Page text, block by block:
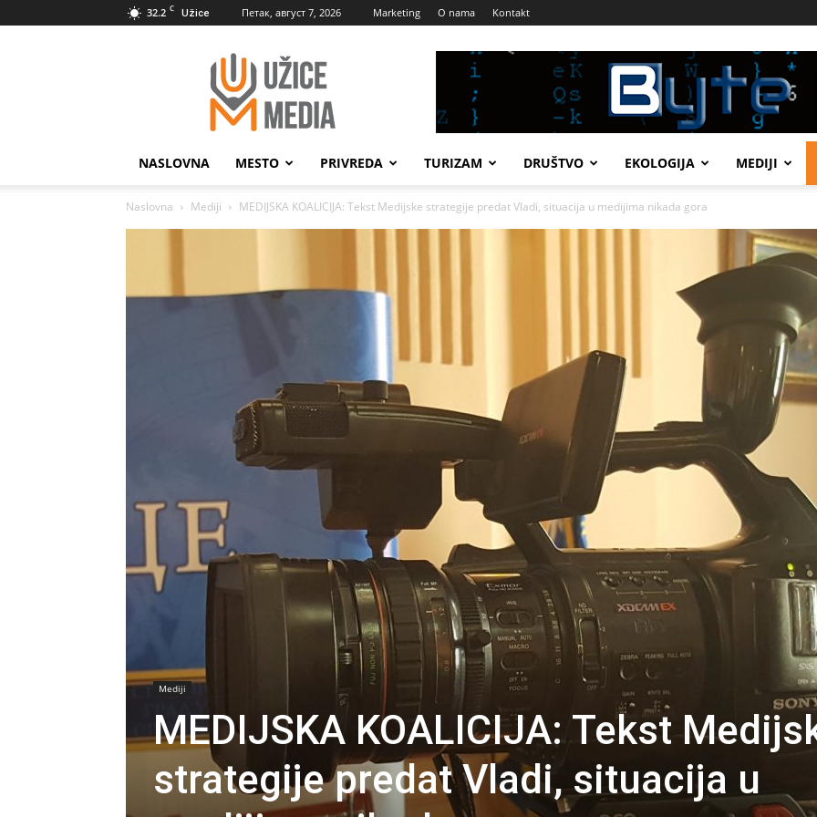
32.2 C Užice Петак, август 7, 2026 Marketing O nama Kontakt
UžiceMedia
NASLOVNA MESTO PRIVREDA TURIZAM DRUŠTVO EKOLOGIJA MEDIJI
Naslovna Mediji MEDIJSKA KOALICIJA: Tekst Medijske strategije predat Vladi, situacija u medijima nikada gora
Mediji
MEDIJSKA KOALICIJA: Tekst
strategije predat Vladi, situacija u